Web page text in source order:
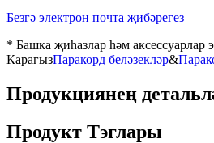
Безгә электрон почта җибәрегез
* Башка җиһазлар һәм аксессуарлар
КарагызПаракорд беләзекләр&
Продукциянең
Продукт Тэглары